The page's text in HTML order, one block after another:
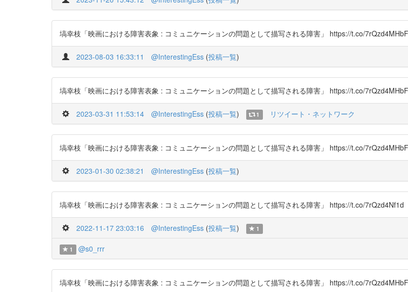
塙幸枝「映画における障害表象 : コミュニケーションの問題として描写される障害」 https://t.co/7rQzd4MHbF
2023-08-03 16:33:11 @InterestingEss (投稿一覧)
塙幸枝「映画における障害表象 : コミュニケーションの問題として描写される障害」 https://t.co/7rQzd4MHbF
2023-03-31 11:53:14 @InterestingEss (投稿一覧) 1 リツイート・ネットワーク
塙幸枝「映画における障害表象 : コミュニケーションの問題として描写される障害」 https://t.co/7rQzd4MHbF
2023-01-30 02:38:21 @InterestingEss (投稿一覧)
塙幸枝「映画における障害表象 : コミュニケーションの問題として描写される障害」 https://t.co/7rQzd4Nf1d
2022-11-17 23:03:16 @InterestingEss (投稿一覧) 1
1 @s0_rrr
塙幸枝「映画における障害表象 : コミュニケーションの問題として描写される障害」 https://t.co/7rQzd4MHbF